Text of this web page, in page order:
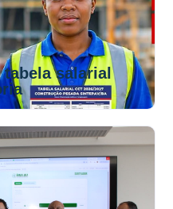
tabela salarial